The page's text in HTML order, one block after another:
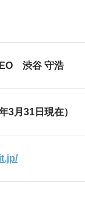
渋谷 守浩
3月31日現在）